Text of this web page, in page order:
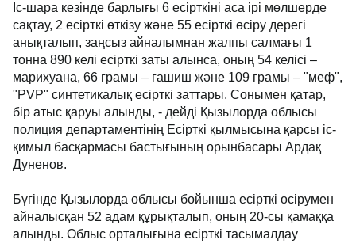
Іс-шара кезінде барлығы 6 есірткіні аса ірі мөлшерде
сақтау, 2 есірткі өткізу және 55 есірткі өсіру дерегі
анықталып, заңсыз айналымнан жалпы салмағы 1
тонна 890 келі есірткі заты алынса, оның 54 келісі –
марихуана, 66 грамы – гашиш және 109 грамы – "меф",
"PVP" синтетикалық есірткі заттары. Сонымен қатар,
бір атыс қаруы алынды, - дейді Қызылорда облысы
полиция департаментінің Есірткі қылмысына қарсы іс-
қимыл басқармасы бастығының орынбасары Ардақ
Дуненов.
Бүгінде Қызылорда облысы бойынша есірткі өсірумен
айналысқан 52 адам құрықталып, оның 20-сы қамаққа
алынды. Облыс орталығына есірткі тасымалдау